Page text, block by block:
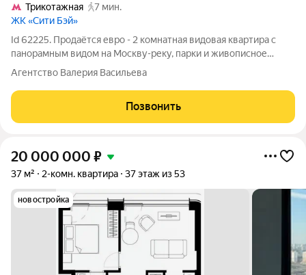
Трикотажная
7 мин.
ЖК «Сити Бэй»
Id 62225. Продаётся евро - 2 комнатная видовая квартира с
панорамным видом на Москву-реку, парки и живописное
шоссе. Территория: 11 га, разделена на 4 квартала (Atlantic,
Pacific, Indian, North) Закрытые дворы без машин (8 дворов в
каждом квартале)
Агентство Валерия Васильева
Позвонить
20 000 000 ₽
37 м² 2-комн. квартира 37 этаж из 53
новостройка